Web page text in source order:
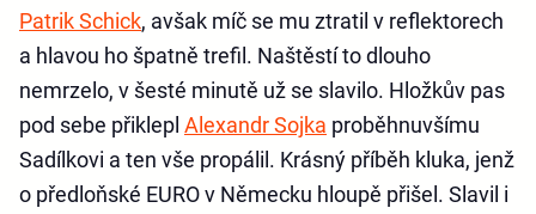
Patrik Schick, avšak míč se mu ztratil v reflektorech
a hlavou ho špatně trefil. Naštěstí to dlouho
nemrzelo, v šesté minutě už se slavilo. Hložkův pas
pod sebe přiklepl Alexandr Sojka proběhnuvšímu
Sadílkovi a ten vše propálil. Krásný příběh kluka, jenž
o předloňské EURO v Německu hloupě přišel. Slavil i